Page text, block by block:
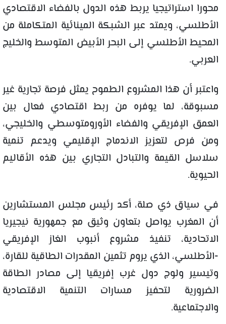
محورا استراتيجيا يربط هذه الدول بالفضاء الاقتصادي
الأطلسي، ويمتد عبر الشبكة المينائية المتكاملة من
المحيط الأطلسي إلى البحر الأبيض المتوسط والخليج
العربي.
واعتبر أن هذا المشروع الطموح يمثل فرصة تجارية غير
مسبوقة، لما يوفره من ربط اقتصادي فعال بين
العمق الإفريقي والفضاء الأورومتوسطي والخليجي،
ومن فرص لتعزيز الاندماج الإقليمي ويدعم تنمية
سلاسل القيمة والتبادل التجاري بين هذه الأقاليم
الحيوية.
في سياق ذي صلة، أكد رئيس مجلس المستشارين
أن المغرب يواصل بتعاون وثيق مع جمهورية نيجيريا
الاتحادية، تنفيذ مشروع أنبوب الغاز الإفريقي
-الأطلسي، الذي يروم تثمين المقدرات الطاقية للقارة،
وتيسير ولوج دول غرب إفريقيا إلى مصادر الطاقة
الضرورية لتحفيز مسارات التنمية الاقتصادية
والاجتماعية.